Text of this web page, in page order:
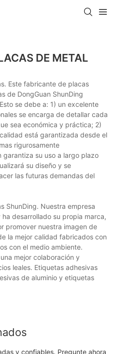
DE METAL
Este fabricante de placas
de DongGuan ShunDing
se debe a: 1) un excelente
se encarga de detallar cada
sea económica y práctica; 2)
está garantizada desde el
rigurosamente
garantiza su uso a largo plazo
su diseño y se
las futuras demandas del
ShunDing. Nuestra empresa
desarrollado su propia marca,
promover nuestra imagen de
la mejor calidad fabricados con
con el medio ambiente.
mejor colaboración y
leales. Etiquetas adhesivas
de aluminio y etiquetas